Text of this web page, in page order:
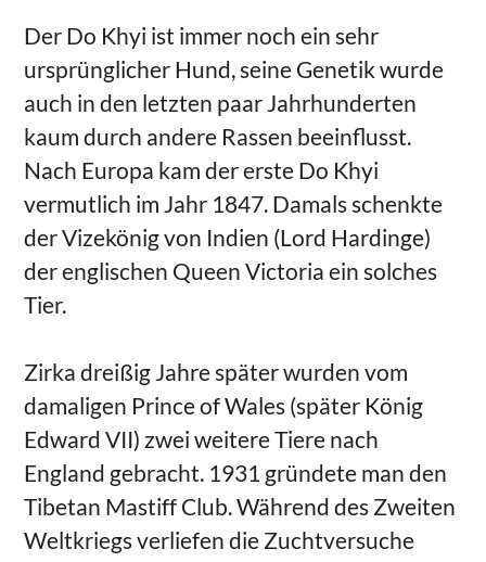
Der Do Khyi ist immer noch ein sehr
ursprünglicher Hund, seine Genetik wurde
auch in den letzten paar Jahrhunderten
kaum durch andere Rassen beeinflusst.
Nach Europa kam der erste Do Khyi
vermutlich im Jahr 1847. Damals schenkte
der Vizekönig von Indien (Lord Hardinge)
der englischen Queen Victoria ein solches
Tier.
Zirka dreißig Jahre später wurden vom
damaligen Prince of Wales (später König
Edward VII) zwei weitere Tiere nach
England gebracht. 1931 gründete man den
Tibetan Mastiff Club. Während des Zweiten
Weltkriegs verliefen die Zuchtversuche